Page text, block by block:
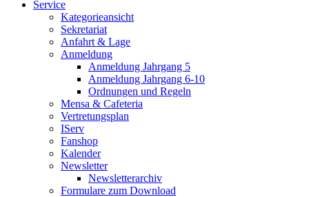
Service
Kategorieansicht
Sekretariat
Anfahrt & Lage
Anmeldung
Anmeldung Jahrgang 5
Anmeldung Jahrgang 6-10
Ordnungen und Regeln
Mensa & Cafeteria
Vertretungsplan
IServ
Fanshop
Kalender
Newsletter
Newsletterarchiv
Formulare zum Download